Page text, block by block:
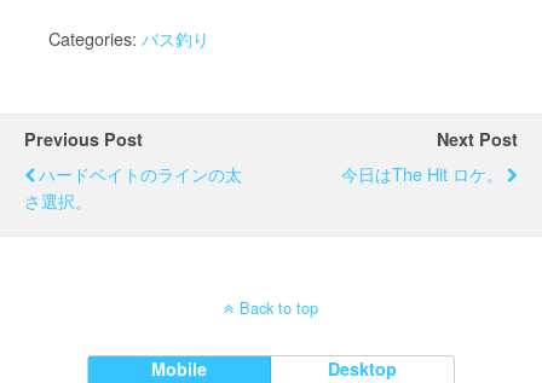
Categories: バス釣り
Previous Post
ハードベイトのラインの太
さ選択。
Next Post
今日はThe Hit ロケ。
Back to top
Mobile Desktop